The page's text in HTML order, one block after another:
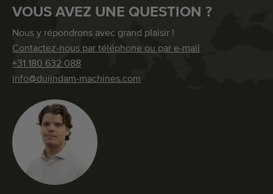
VOUS AVEZ UNE QUESTION ?
Nous y répondrons avec grand plaisir !
Contactez-nous par téléphone ou par e-mail
+31 180 632 088
info@duijndam-machines.com